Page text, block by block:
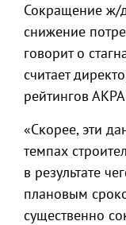
Сокращение ж/
снижение
говорит о
считает
рейтингов
«Скорее, эти
темпах
в результате
плановым
существенно